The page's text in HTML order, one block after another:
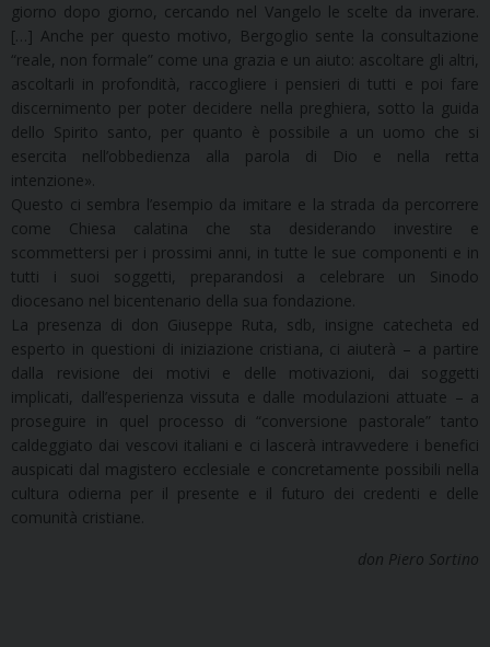
giorno dopo giorno, cercando nel Vangelo le scelte da inverare.
[…] Anche per questo motivo, Bergoglio sente la consultazione
“reale, non formale” come una grazia e un aiuto: ascoltare gli altri,
ascoltarli in profondità, raccogliere i pensieri di tutti e poi fare
discernimento per poter decidere nella preghiera, sotto la guida
dello Spirito santo, per quanto è possibile a un uomo che si
esercita nell’obbedienza alla parola di Dio e nella retta
intenzione».
Questo ci sembra l’esempio da imitare e la strada da percorrere
come Chiesa calatina che sta desiderando investire e
scommettersi per i prossimi anni, in tutte le sue componenti e in
tutti i suoi soggetti, preparandosi a celebrare un Sinodo
diocesano nel bicentenario della sua fondazione.
La presenza di don Giuseppe Ruta, sdb, insigne catecheta ed
esperto in questioni di iniziazione cristiana, ci aiuterà – a partire
dalla revisione dei motivi e delle motivazioni, dai soggetti
implicati, dall’esperienza vissuta e dalle modulazioni attuate – a
proseguire in quel processo di “conversione pastorale” tanto
caldeggiato dai vescovi italiani e ci lascerà intravvedere i benefici
auspicati dal magistero ecclesiale e concretamente possibili nella
cultura odierna per il presente e il futuro dei credenti e delle
comunità cristiane.
don Piero Sortino